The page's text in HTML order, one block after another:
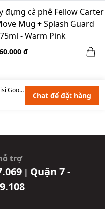
đựng cà phê Fellow Carter
Mug + Splash Guard
- Warm Pink
₫
Ấm rót nước cổ ngỗng tay gỗ Jimisi Gooseneck Kettle white - 600ml
Chat để đặt hàng
trợ
| Quận 7 -